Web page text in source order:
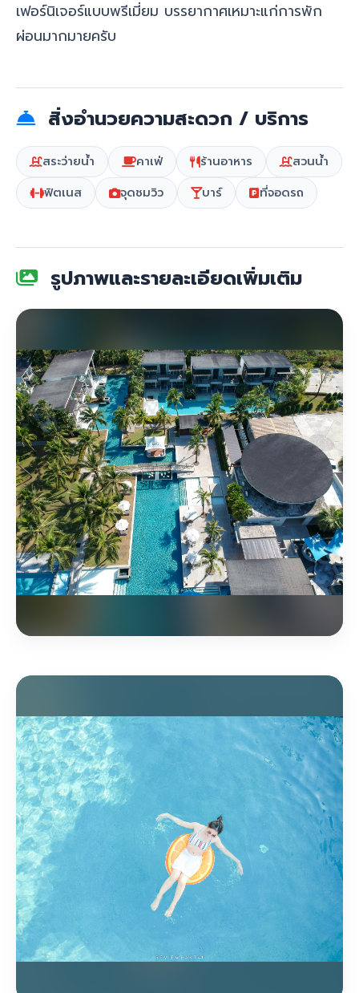
เฟอร์นิเจอร์แบบพรีเมี่ยม บรรยากาศเหมาะแก่การพัก
ผ่อนมากมายครับ
สิ่งอำนวยความสะดวก / บริการ
สระว่ายน้ำ คาเฟ่ ร้านอาหาร
สวนน้ำ
ฟิตเนส
จุดชมวิว บาร์ ที่จอดรถ
รูปภาพและรายละเอียดเพิ่มเติม